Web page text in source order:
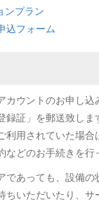
ンプラン
込フォーム
カウントのお申し込
録証」を郵送致しま
利用されていた場合
などのお手続きを行
であっても、設備の
ちいただいたり、サ